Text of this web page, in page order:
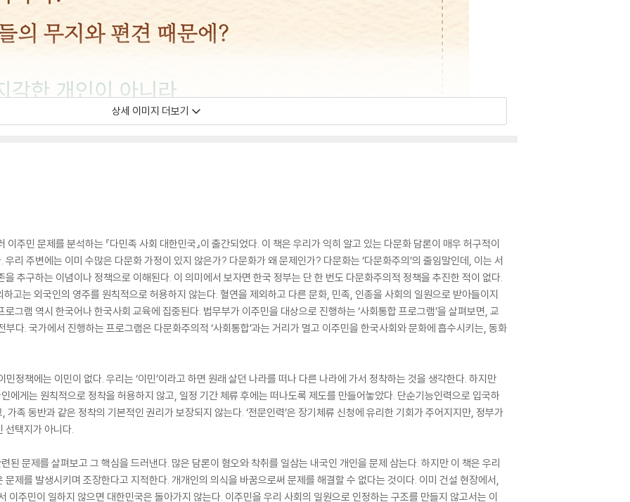
상세 이미지 더보기
이주민 문제를 분석하는 『다민족 사회 대한민국』이 출간되었다. 이 책은 우리가 익히 알고 있는 다문화 담론이 매우 허구적이
리 주변에는 이미 수많은 다문화 가정이 있지 않은가? 다문화가 왜 문제인가? 다문화는 ‘다문화주의’의 줄임말인데, 이는 서
추구하는 이념이나 정책으로 이해된다. 이 의미에서 보자면 한국 정부는 단 한 번도 다문화주의적 정책을 추진한 적이 없다.
고는 외국인의 영주를 원칙적으로 허용하지 않는다. 혈연을 제외하고 다른 문화, 민족, 인종을 사회의 일원으로 받아들이지
그램 역시 한국어나 한국사회 교육에 집중된다. 법무부가 이주민을 대상으로 진행하는 ‘사회통합 프로그램’을 살펴보면, 교
다. 국가에서 진행하는 프로그램은 다문화주의적 ‘사회통합’과는 거리가 멀고 이주민을 한국사회와 문화에 흡수시키는, 동화
정책에는 이민이 없다. 우리는 ‘이민’이라고 하면 원래 살던 나라를 떠나 다른 나라에 가서 정착하는 것을 생각한다. 하지만
에게는 원칙적으로 정착을 허용하지 않고, 일정 기간 체류 후에는 떠나도록 제도를 만들어놓았다. 단순기능인력으로 입국하
족 동반과 같은 정착의 기본적인 권리가 보장되지 않는다. ‘전문인력’은 장기체류 신청에 유리한 기회가 주어지지만, 정부가
선택지가 아니다.
된 문제를 살펴보고 그 핵심을 드러낸다. 많은 담론이 혐오와 착취를 일삼는 내국인 개인을 문제 삼는다. 하지만 이 책은 우리
제를 발생시키며 조장한다고 지적한다. 개개인의 의식을 바꿈으로써 문제를 해결할 수 없다는 것이다. 이미 건설 현장에서,
이주민이 일하지 않으면 대한민국은 돌아가지 않는다. 이주민을 우리 사회의 일원으로 인정하는 구조를 만들지 않고서는 이